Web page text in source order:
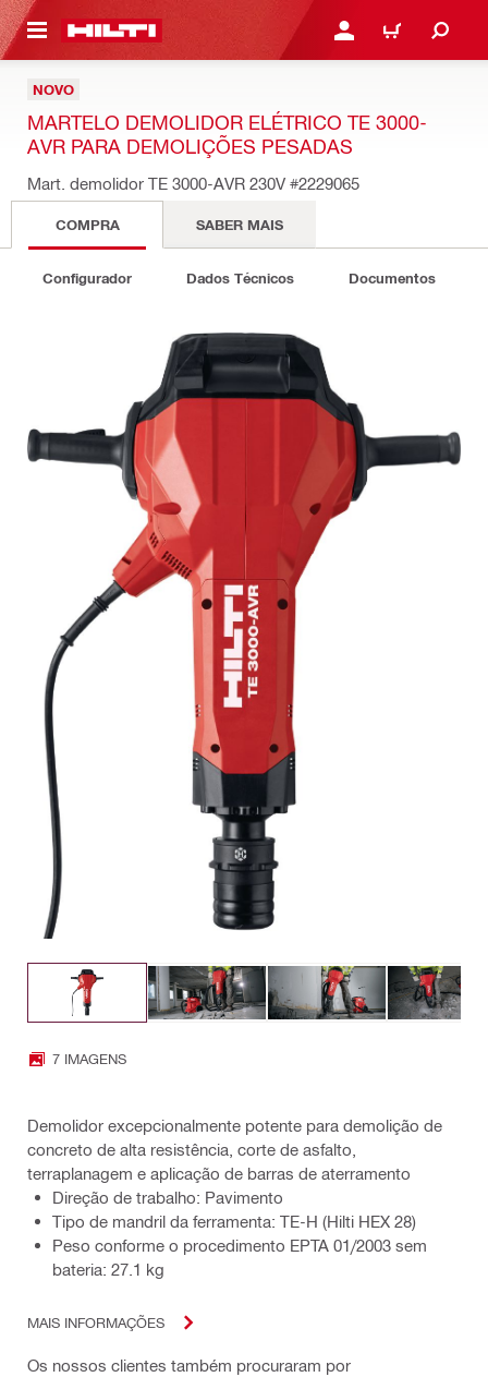
PRINCIPAL ENTRAR OU CADASTRAR
CARRINHO
NOVO
MARTELO DEMOLIDOR ELÉTRICO TE 3000-
AVR PARA DEMOLIÇÕES PESADAS
Mart. demolidor TE 3000-AVR 230V #2229065
COMPRA SABER MAIS
Configurador Dados Técnicos Documentos
7 IMAGENS
Demolidor excepcionalmente potente para demolição de
concreto de alta resistência, corte de asfalto,
terraplanagem e aplicação de barras de aterramento
Direção de trabalho: Pavimento
Tipo de mandril da ferramenta: TE-H (Hilti HEX 28)
Peso conforme o procedimento EPTA 01/2003 sem
bateria: 27.1 kg
MAIS INFORMAÇÕES
Os nossos clientes também procuraram por